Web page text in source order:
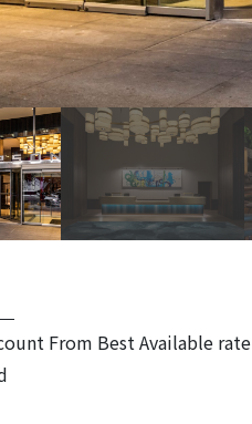
From Best Available rate